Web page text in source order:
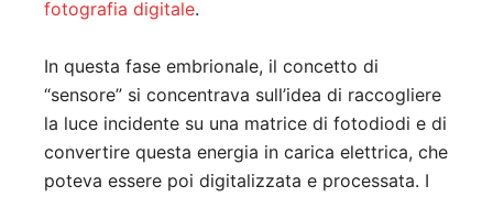
fotografia digitale.
In questa fase embrionale, il concetto di
“sensore” si concentrava sull’idea di raccogliere
la luce incidente su una matrice di fotodiodi e di
convertire questa energia in carica elettrica, che
poteva essere poi digitalizzata e processata. I